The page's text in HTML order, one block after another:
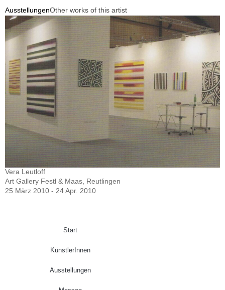
AusstellungenOther works of this artist
Vera Leutloff
Art Gallery Festl & Maas, Reutlingen
25 März 2010 - 24 Apr. 2010
Start
KünstlerInnen
Ausstellungen